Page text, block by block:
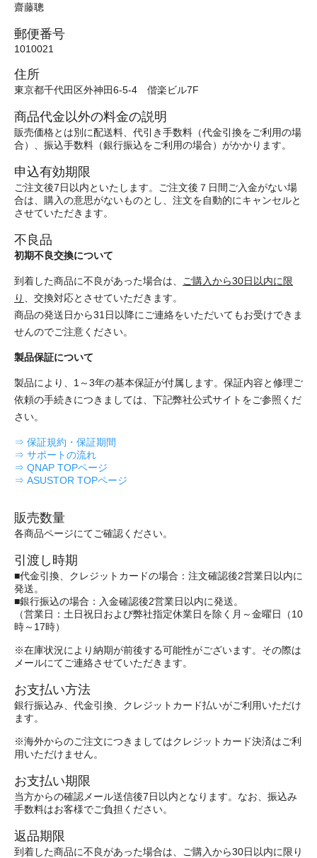
齋藤聰
郵便番号
1010021
住所
東京都千代田区外神田6-5-4 偕楽ビル7F
商品代金以外の料金の説明
販売価格とは別に配送料、代引き手数料（代金引換をご利用の場
合）、振込手数料（銀行振込をご利用の場合）がかかります。
申込有効期限
ご注文後7日以内といたします。ご注文後７日間ご入金がない場
合は、購入の意思がないものとし、注文を自動的にキャンセルと
させていただきます。
不良品
初期不良交換について
到着した商品に不良があった場合は、 ご購入から30日以内に限
り 、交換対応とさせていただきます。
商品の発送日から31日以降にご連絡をいただいてもお受けできま
せんのでご注意ください。
製品保証について
製品により、1～3年の基本保証が付属します。保証内容と修理ご
依頼の手続きにつきましては、下記弊社公式サイトをご参照くだ
さい。
⇒ 保証規約・保証期間
⇒ サポートの流れ
⇒ QNAP TOPページ
⇒ ASUSTOR TOPページ
販売数量
各商品ページにてご確認ください。
引渡し時期
■代金引換、クレジットカードの場合：注文確認後2営業日以内に
発送。
■銀行振込の場合：入金確認後2営業日以内に発送。
（営業日：土日祝日および弊社指定休業日を除く月～金曜日（10
時～17時）
※在庫状況により納期が前後する可能性がございます。その際は
メールにてご連絡させていただきます。
お支払い方法
銀行振込み、代金引換、クレジットカード払いがご利用いただけ
ます。
※海外からのご注文につきましてはクレジットカード決済はご利
用いただけません。
お支払い期限
当方からの確認メール送信後7日以内となります。なお、振込み
手数料はお客様でご負担ください。
返品期限
到着した商品に不良があった場合は、ご購入から30日以内に限り